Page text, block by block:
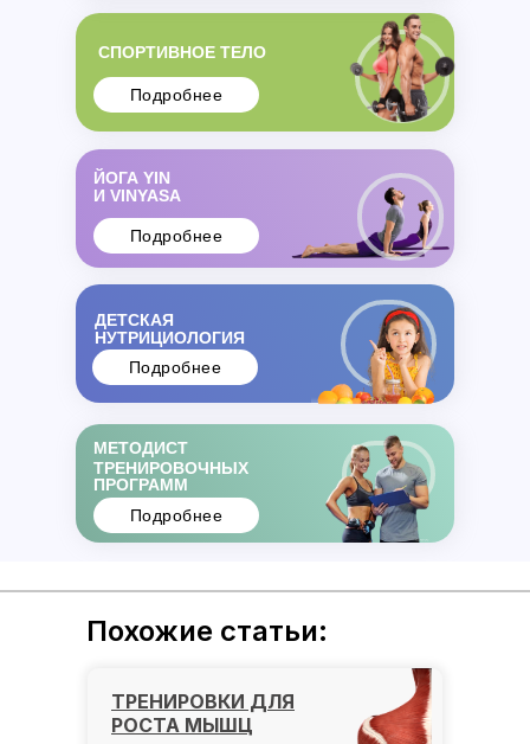
ЙОГА YIN
И VINYASA
ТРЕНИРОВОЧНЫХ
ПРОГРАММ
МЕТОДИСТ
СПОРТИВНОЕ ТЕЛО
Подробнее
Подробнее
ДЕТСКАЯ
НУТРИЦИОЛОГИЯ
Подробнее
Подробнее
ТРЕНИРОВКИ ДЛЯ
РОСТА МЫШЦ
Похожие статьи: